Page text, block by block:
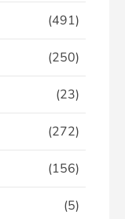
(491)
(250)
(23)
(272)
(156)
(5)